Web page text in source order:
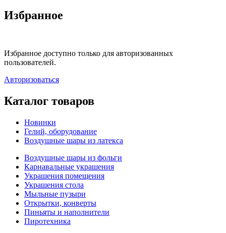
Избранное
Избранное доступно только для авторизованных
пользователей.
Авторизоваться
Каталог товаров
Новинки
Гелий, оборудование
Воздушные шары из латекса
Воздушные шары из фольги
Карнавальные украшения
Украшения помещения
Украшения стола
Мыльные пузыри
Открытки, конверты
Пиньяты и наполнители
Пиротехника